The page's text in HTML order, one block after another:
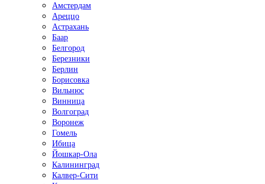
Амстердам
Ареццо
Астрахань
Баар
Белгород
Березники
Берлин
Борисовка
Вильнюс
Винница
Волгоград
Воронеж
Гомель
Ибица
Йошкар-Ола
Калининград
Калвер-Сити